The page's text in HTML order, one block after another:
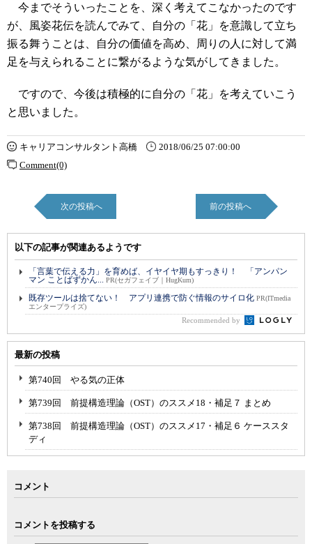
今までそういったことを、深く考えてこなかったのです
が、風姿花伝を読んでみて、自分の「花」を意識して立ち
振る舞うことは、自分の価値を高め、周りの人に対して満
足を与えられることに繋がるような気がしてきました。
ですので、今後は積極的に自分の「花」を考えていこう
と思いました。
キャリアコンサルタント高橋
2018/06/25 07:00:00
Comment(0)
次の投稿へ 前の投稿へ
以下の記事が関連あるようです
「言葉で伝える力」を育めば、イヤイヤ期もすっきり！ 「アンパン
マン ことばずかん... PR(セガフェイブ｜HugKum)
既存ツールは捨てない！ アプリ連携で防ぐ情報のサイロ化 PR(ITmedia
エンタープライズ)
Recommended by
最新の投稿
第740回 やる気の正体
第739回 前提構造理論（OST）のススメ18・補足７ まとめ
第738回 前提構造理論（OST）のススメ17・補足６ ケーススタ
ディ
コメント
コメントを投稿する